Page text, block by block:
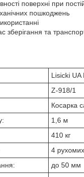
поверхні при
пошкоджень
зберігання та
Lisicki UA
Z-918/1
Косарка
1,6 м
410 кг
4
до 50 мм